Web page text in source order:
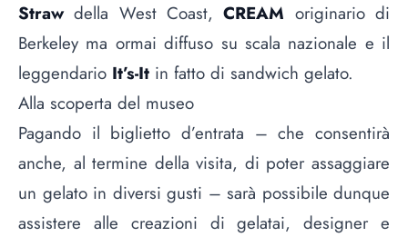
Strawdella West Coast,CREAM originario di
Berkeley ma ormai diffuso su scala nazionale e il
leggendario It’s-It in fatto di sandwich gelato.
Alla scoperta del museo
Pagando il biglietto d’entrata – che consentirà
anche, al termine della visita, di poter assaggiare
un gelato in diversi gusti – sarà possibile dunque
assistere alle creazioni di gelatai, designer e